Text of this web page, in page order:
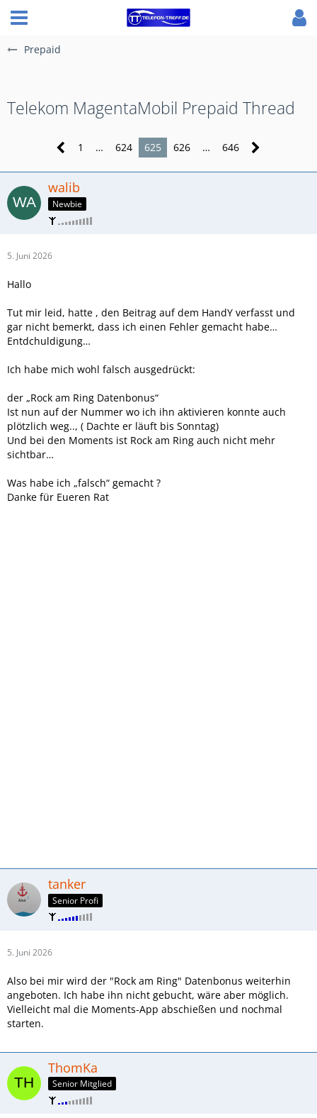
Prepaid
Telekom MagentaMobil Prepaid Thread
1 … 624 625 626 … 646
walib
Newbie
5. Juni 2026
Hallo
Tut mir leid, hatte , den Beitrag auf dem HandY verfasst und
gar nicht bemerkt, dass ich einen Fehler gemacht habe…
Entdchuldigung…
Ich habe mich wohl falsch ausgedrückt:
der „Rock am Ring Datenbonus“
Ist nun auf der Nummer wo ich ihn aktivieren konnte auch
plötzlich weg.., ( Dachte er läuft bis Sonntag)
Und bei den Moments ist Rock am Ring auch nicht mehr
sichtbar…
Was habe ich „falsch“ gemacht ?
Danke für Eueren Rat
tanker
Senior Profi
5. Juni 2026
Also bei mir wird der "Rock am Ring" Datenbonus weiterhin
angeboten. Ich habe ihn nicht gebucht, wäre aber möglich.
Vielleicht mal die Moments-App abschießen und nochmal
starten.
ThomKa
Senior Mitglied